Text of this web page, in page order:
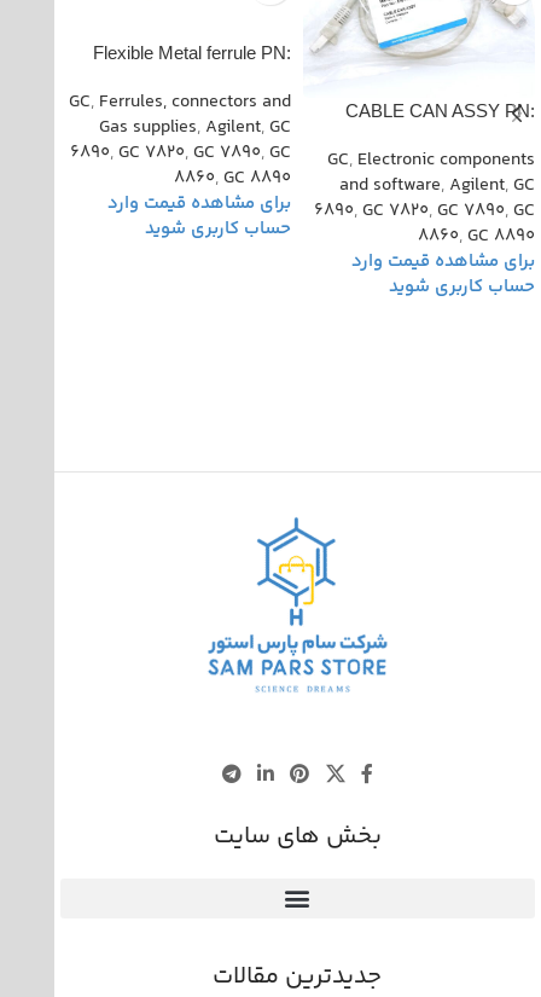
CABLE CAN ASSY PN:
GC, Electronic components
and software, Agilent,GC
6890,GC 7820,GC 7890,GC
8860,GC 8890
Flexible Metal ferrule PN:
GC, Ferrules, connectors and
Gas supplies, Agilent,GC
6890,GC 7820,GC 7890,GC
8860,GC 8890
بخش های سایت
جدیدترین مقالات